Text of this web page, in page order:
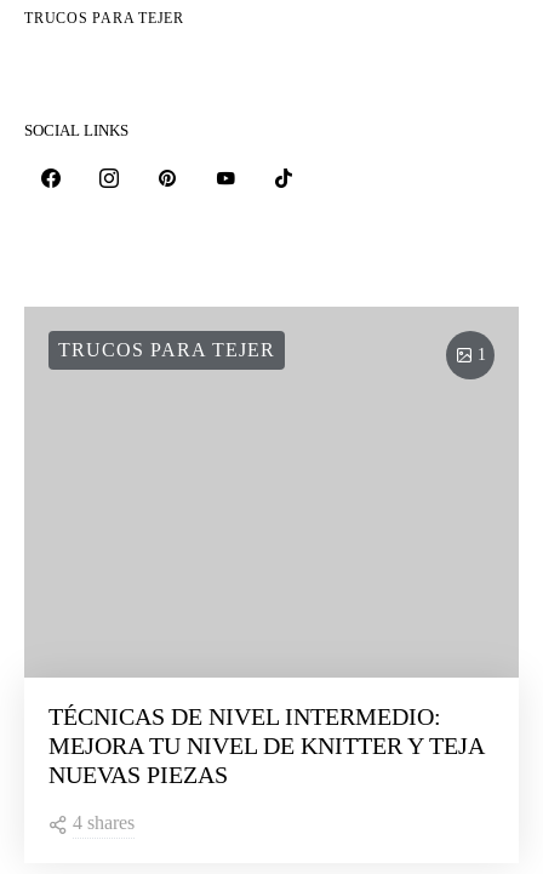
TRUCOS PARA TEJER
SOCIAL LINKS
1
TRUCOS PARA TEJER
TÉCNICAS DE NIVEL INTERMEDIO:
MEJORA TU NIVEL DE KNITTER Y TEJA
NUEVAS PIEZAS
4 shares